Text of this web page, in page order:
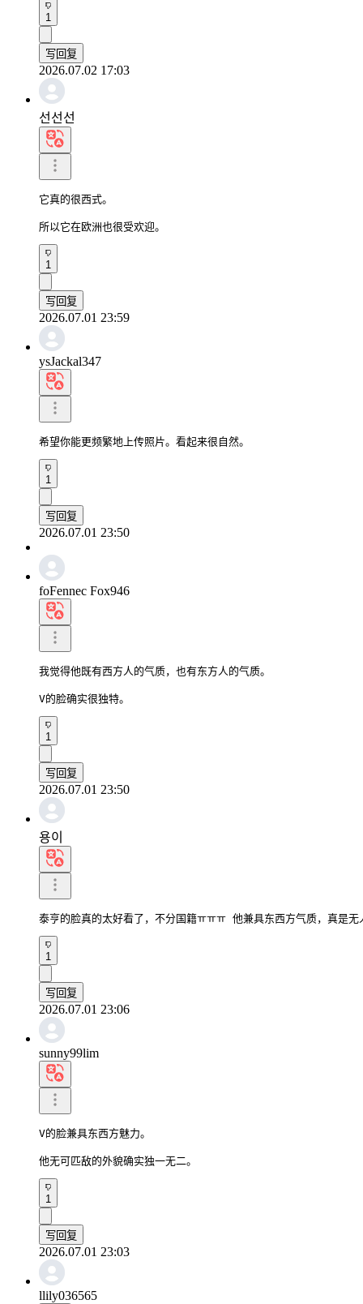
1
写回复
2026.07.02 17:03
선선선
它真的很西式。
所以它在欧洲也很受欢迎。
1
写回复
2026.07.01 23:59
ysJackal347
希望你能更频繁地上传照片。看起来很自然。
1
写回复
2026.07.01 23:50
foFennec Fox946
我觉得他既有西方人的气质，也有东方人的气质。
V的脸确实很独特。
1
写回复
2026.07.01 23:50
용이
泰亨的脸真的太好看了，不分国籍ㅠㅠㅠ 他兼具东西方气质，真是无
1
写回复
2026.07.01 23:06
sunny99lim
V的脸兼具东西方魅力。
他无可匹敌的外貌确实独一无二。
1
写回复
2026.07.01 23:03
llily036565